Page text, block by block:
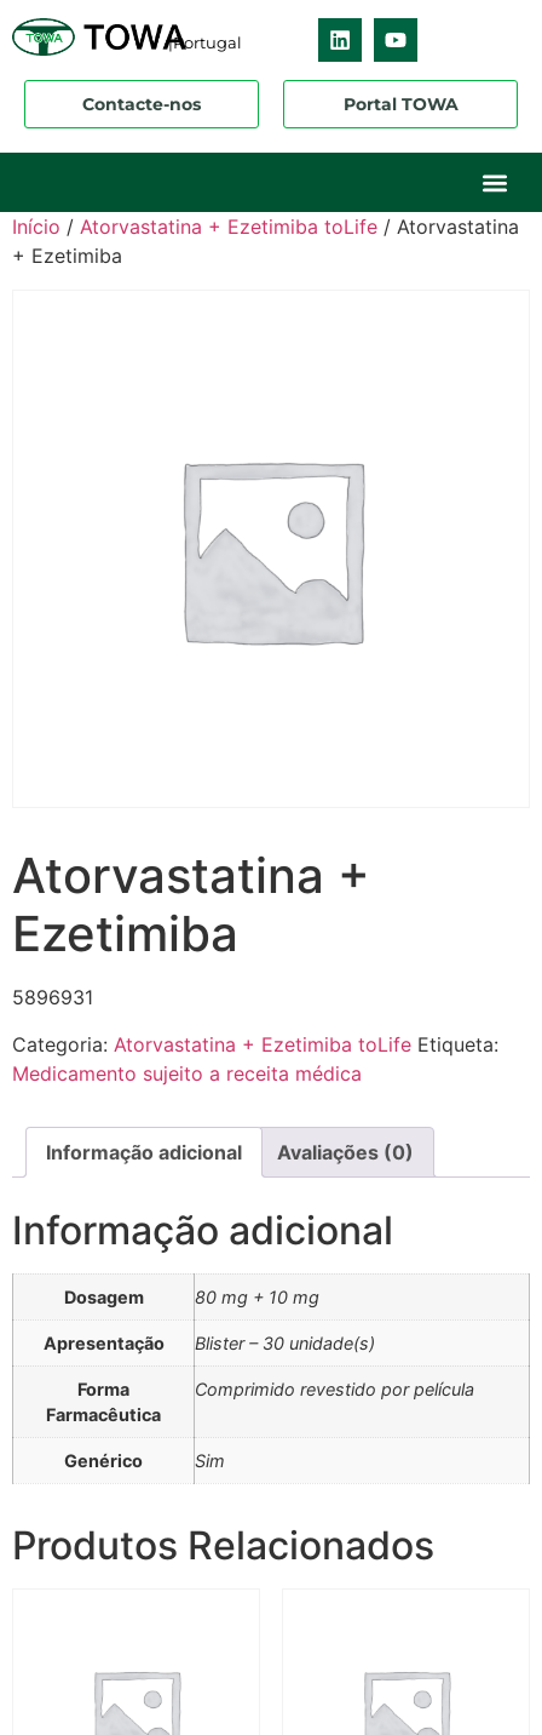
|Portugal
Contacte-nos Portal TOWA
Início / Atorvastatina + Ezetimiba toLife / Atorvastatina
+ Ezetimiba
Atorvastatina +
Ezetimiba
5896931
Categoria: Atorvastatina + Ezetimiba toLife Etiqueta:
Medicamento sujeito a receita médica
Informação adicional Avaliações (0)
Informação adicional
Dosagem 80 mg + 10 mg
Apresentação Blister – 30 unidade(s)
Forma
Farmacêutica
Comprimido revestido por película
Genérico Sim
Produtos Relacionados